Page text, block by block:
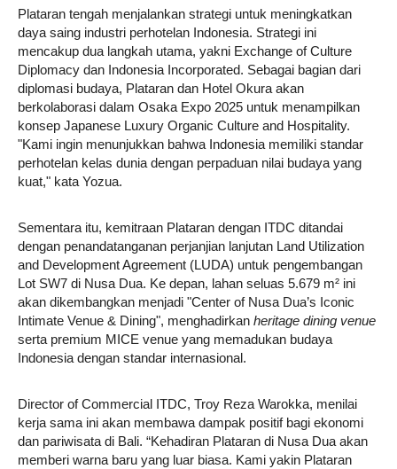
Plataran tengah menjalankan strategi untuk meningkatkan
daya saing industri perhotelan Indonesia. Strategi ini
mencakup dua langkah utama, yakni Exchange of Culture
Diplomacy dan Indonesia Incorporated. Sebagai bagian dari
diplomasi budaya, Plataran dan Hotel Okura akan
berkolaborasi dalam Osaka Expo 2025 untuk menampilkan
konsep Japanese Luxury Organic Culture and Hospitality.
"Kami ingin menunjukkan bahwa Indonesia memiliki standar
perhotelan kelas dunia dengan perpaduan nilai budaya yang
kuat," kata Yozua.
Sementara itu, kemitraan Plataran dengan ITDC ditandai
dengan penandatanganan perjanjian lanjutan Land Utilization
and Development Agreement (LUDA) untuk pengembangan
Lot SW7 di Nusa Dua. Ke depan, lahan seluas 5.679 m² ini
akan dikembangkan menjadi "Center of Nusa Dua’s Iconic
Intimate Venue & Dining", menghadirkan heritage dining venue
serta premium MICE venue yang memadukan budaya
Indonesia dengan standar internasional.
Director of Commercial ITDC, Troy Reza Warokka, menilai
kerja sama ini akan membawa dampak positif bagi ekonomi
dan pariwisata di Bali. “Kehadiran Plataran di Nusa Dua akan
memberi warna baru yang luar biasa. Kami yakin Plataran